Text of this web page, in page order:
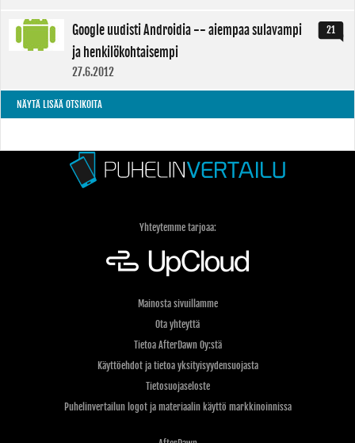
21
Google uudisti Androidia -- aiempaa sulavampi
ja henkilökohtaisempi
27.6.2012
NÄYTÄ LISÄÄ OTSIKOITA
Yhteytemme tarjoaa:
Mainosta sivuillamme
Ota yhteyttä
Tietoa AfterDawn Oy:stä
Käyttöehdot ja tietoa yksityisyydensuojasta
Tietosuojaseloste
Puhelinvertailun logot ja materiaalin käyttö markkinoinnissa